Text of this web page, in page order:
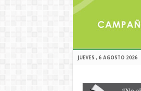
JUEVES , 6 AGOSTO 2026